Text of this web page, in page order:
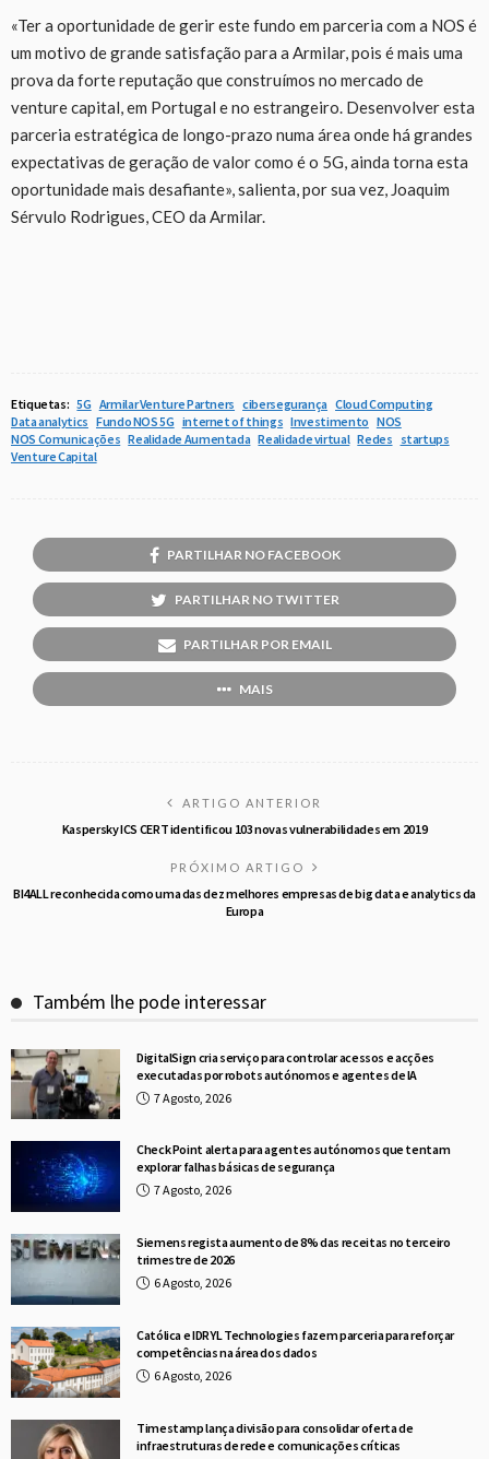
«Ter a oportunidade de gerir este fundo em parceria com a NOS é
um motivo de grande satisfação para a Armilar, pois é mais uma
prova da forte reputação que construímos no mercado de
venture capital, em Portugal e no estrangeiro. Desenvolver esta
parceria estratégica de longo-prazo numa área onde há grandes
expectativas de geração de valor como é o 5G, ainda torna esta
oportunidade mais desafiante», salienta, por sua vez, Joaquim
Sérvulo Rodrigues, CEO da Armilar.
Etiquetas: 5G Armilar Venture Partners cibersegurança Cloud Computing
Data analytics Fundo NOS 5G internet of things Investimento NOS
NOS Comunicações Realidade Aumentada Realidade virtual Redes startups
Venture Capital
PARTILHAR NO FACEBOOK
PARTILHAR NO TWITTER
PARTILHAR POR EMAIL
MAIS
ARTIGO ANTERIOR
Kaspersky ICS CERT identificou 103 novas vulnerabilidades em 2019
PRÓXIMO ARTIGO
BI4ALL reconhecida como uma das dez melhores empresas de big data e analytics da
Europa
Também lhe pode interessar
DigitalSign cria serviço para controlar acessos e acções
executadas por robots autónomos e agentes de IA
7 Agosto, 2026
Check Point alerta para agentes autónomos que tentam
explorar falhas básicas de segurança
7 Agosto, 2026
Siemens regista aumento de 8% das receitas no terceiro
trimestre de 2026
6 Agosto, 2026
Católica e IDRYL Technologies fazem parceria para reforçar
competências na área dos dados
6 Agosto, 2026
Timestamp lança divisão para consolidar oferta de
infraestruturas de rede e comunicações críticas